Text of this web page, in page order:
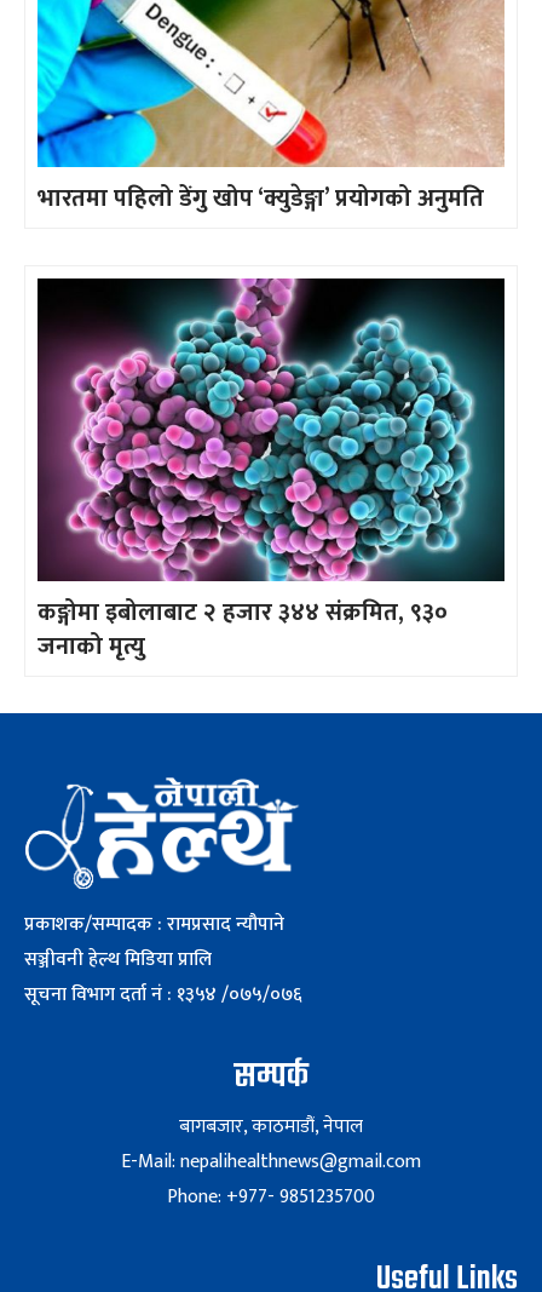
भारतमा पहिलो डेंगु खोप ‘क्युडेङ्गा’ प्रयोगको अनुमति
कङ्गोमा इबोलाबाट २ हजार ३४४ संक्रमित, ९३०
जनाको मृत्यु
प्रकाशक/सम्पादक : रामप्रसाद न्यौपाने
सञ्जीवनी हेल्थ मिडिया प्रालि
सूचना विभाग दर्ता नं : १३५४ /०७५/०७६
सम्पर्क
बागबजार, काठमाडौं, नेपाल
E-Mail: nepalihealthnews@gmail.com
Phone: +977- 9851235700
Useful Links